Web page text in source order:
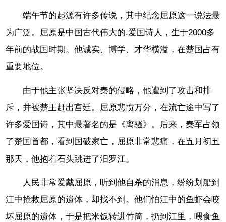
端午节的起源有许多传说，其中纪念屈原这一说法最
为广泛。屈原是中国古代伟大的.爱国诗人，生于2000多
年前的战国时期。他诚实、博学、才华横溢，在楚国占有
重要地位。
由于他主张坚决反对秦的侵略，他遭到了攻击和排
斥，并被楚王赶出宫廷。屈原悲愤万分，在流亡途中写了
许多爱国诗，其中最著名的是《离骚》。后来，秦军占领
了楚国首都，看到国破家亡，屈原非常悲痛，在五月初五
那天，他抱着石头跳进了汨罗江。
人民非常爱戴屈原，听到他自杀的消息，纷纷划船到
江中抢救屈原的遗体，却找不到。他们怕江中的鱼虾会咬
坏屈原的遗体，于是把米饭转进竹筒，扔到江里，喂食鱼